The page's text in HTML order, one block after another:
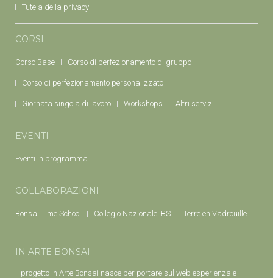
Tutela della privacy
CORSI
Corso Base Corso di perfezionamento di gruppo
Corso di perfezionamento personalizzato
Giornata singola di lavoro Workshops Altri servizi
EVENTI
Eventi in programma
COLLABORAZIONI
Bonsai Time School Collegio Nazionale IBS Terre en Vadrouille
IN ARTE BONSAI
Il progetto In Arte Bonsai nasce per portare sul web esperienza e